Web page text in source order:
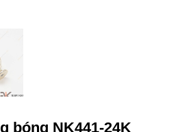
bóng NK441-24K